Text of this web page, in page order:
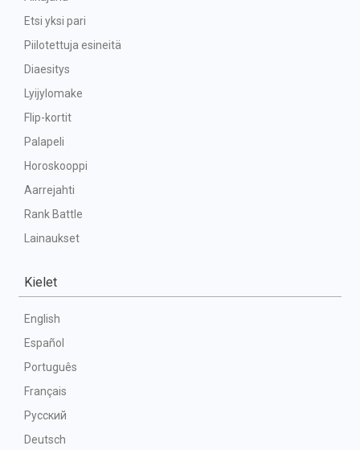
Etsi yksi pari
Piilotettuja esineitä
Diaesitys
Lyijylomake
Flip-kortit
Palapeli
Horoskooppi
Aarrejahti
Rank Battle
Lainaukset
Kielet
English
Español
Português
Français
Русский
Deutsch